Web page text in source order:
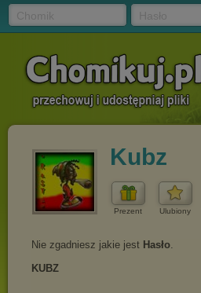
Kubz
Prezent Ulubiony